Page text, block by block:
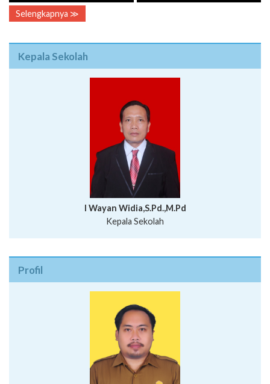
Selengkapnya ≫
Kepala Sekolah
I Wayan Widia,S.Pd.,M.Pd
Kepala Sekolah
Profil